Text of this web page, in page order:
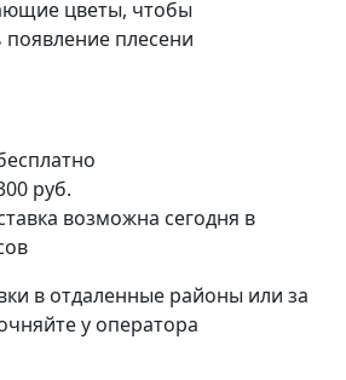
цветы, чтобы
появление плесени
руб.
возможна сегодня в
в отдаленные районы или за
у оператора